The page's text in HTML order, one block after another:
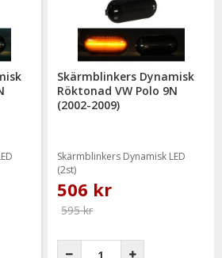
Skärmblinkers Dynamisk
Röktonad VW Polo 9N
(2002-2009)
Skärmblinkers Dynamisk LED
(2st)
506 kr
595 kr